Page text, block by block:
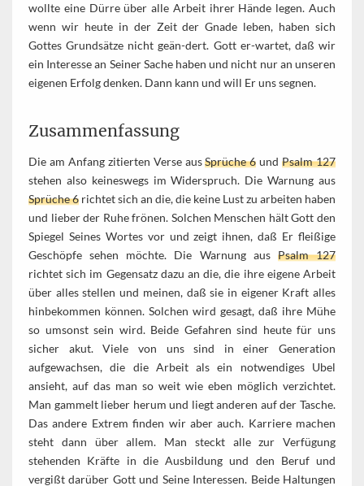
wollte eine Dürre über alle Arbeit ihrer Hände legen. Auch
wenn wir heute in der Zeit der Gnade leben, haben sich
Gottes Grundsätze nicht geän-dert. Gott er-wartet, daß wir
ein Interesse an Seiner Sache haben und nicht nur an unseren
eigenen Erfolg denken. Dann kann und will Er uns segnen.
Zusammenfassung
Die am Anfang zitierten Verse ausSprüche 6 undPsalm 127
stehen also keineswegs im Widerspruch. Die Warnung aus
Sprüche 6 richtet sich an die, die keine Lust zu arbeiten haben
und lieber der Ruhe frönen. Solchen Menschen hält Gott den
Spiegel Seines Wortes vor und zeigt ihnen, daß Er fleißige
Geschöpfe sehen möchte. Die Warnung aus Psalm 127
richtet sich im Gegensatz dazu an die, die ihre eigene Arbeit
über alles stellen und meinen, daß sie in eigener Kraft alles
hinbekommen können. Solchen wird gesagt, daß ihre Mühe
so umsonst sein wird. Beide Gefahren sind heute für uns
sicher akut. Viele von uns sind in einer Generation
aufgewachsen, die die Arbeit als ein notwendiges Ubel
ansieht, auf das man so weit wie eben möglich verzichtet.
Man gammelt lieber herum und liegt anderen auf der Tasche.
Das andere Extrem finden wir aber auch. Karriere machen
steht dann über allem. Man steckt alle zur Verfügung
stehenden Kräfte in die Ausbildung und den Beruf und
vergißt darüber Gott und Seine Interessen. Beide Haltungen